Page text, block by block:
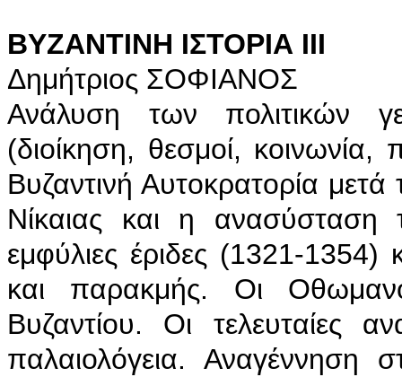
ΒΥΖΑΝΤΙΝΗ ΙΣΤΟΡΙΑ ΙΙΙ
Δημήτριος ΣΟΦΙΑΝΟΣ
Ανάλυση των πολιτικών
(διοίκηση, θεσμοί,
Βυζαντινή Αυτοκρατορία
Νίκαιας και η ανασύσταση
εμφύλιες έριδες (1321-
και παρακμής. Οι
Βυζαντίου. Οι τελευταίες
παλαιολόγεια. Αναγέννηση